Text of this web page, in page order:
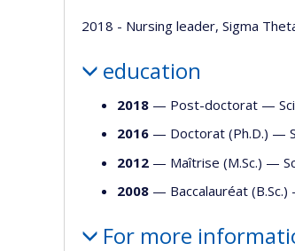
2018 - Nursing leader, Sigma
education
2018 — Post-doctorat —
2016 — Doctorat (Ph.D.) —
2012 — Maîtrise (M.Sc.) —
2008 — Baccalauréat
For more